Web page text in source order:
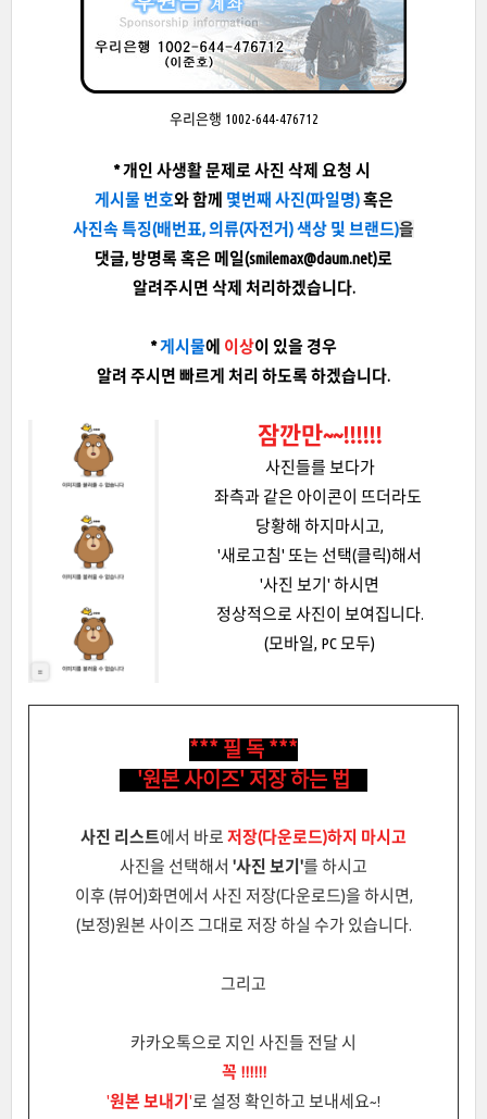
우리은행 1002-644-476712
* 개인 사생활 문제로 사진 삭제 요청 시
게시물 번호와 함께 몇번째 사진(파일명)혹은
사진속 특징(배번표, 의류(자전거) 색상 및 브랜드)을
댓글, 방명록 혹은 메일(smilemax@daum.net)로
알려주시면 삭제 처리하겠습니다.
*게시물에 이상이 있을 경우
알려 주시면 빠르게 처리 하도록 하겠습니다.
잠깐만~~!!!!!!
사진들를 보다가
좌측과 같은 아이콘이 뜨더라도
당황해 하지마시고,
'새로고침' 또는 선택(클릭)해서
'사진 보기' 하시면
정상적으로 사진이 보여집니다.
(모바일, PC 모두)
*** 필 독 ***
'원본 사이즈' 저장 하는 법
사진 리스트에서 바로 저장(다운로드)하지 마시고
사진을 선택해서 '사진 보기'를 하시고
이후 (뷰어)화면에서 사진 저장(다운로드)을 하시면,
(보정)원본 사이즈 그대로 저장 하실 수가 있습니다.
그리고
카카오톡으로 지인 사진들 전달 시
꼭 !!!!!!
'원본 보내기 '로 설정 확인하고 보내세요~!